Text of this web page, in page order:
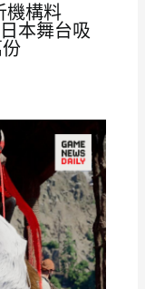
機構料
本舞台吸